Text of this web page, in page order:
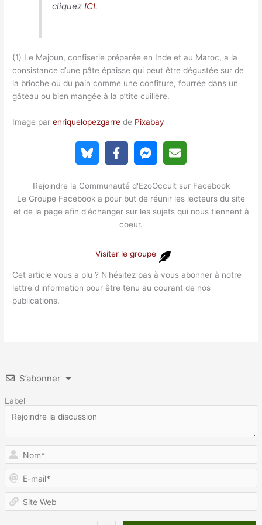
cliquezICI.
(1) Le Majoun, confiserie préparée en Inde et au Maroc, a la
consistance d’une pâte épaisse qui peut être dégustée sur de
la brioche ou du pain comme une confiture, fourrée dans un
gâteau ou bien mangée à la p’tite cuillère.
Image parenriquelopezgarre de Pixabay
Rejoindre la Communauté d'EzoOccult sur Facebook
Le Groupe Facebook a pour but de réunir les lecteurs du site
et de la page afin d'échanger sur les sujets qui nous tiennent à
coeur.
Visiter le groupe
Cet article vous a plu ? N'hésitez pas à vous abonner à notre
lettre d'information pour être tenu au courant de nos
publications.
S’abonner
Label